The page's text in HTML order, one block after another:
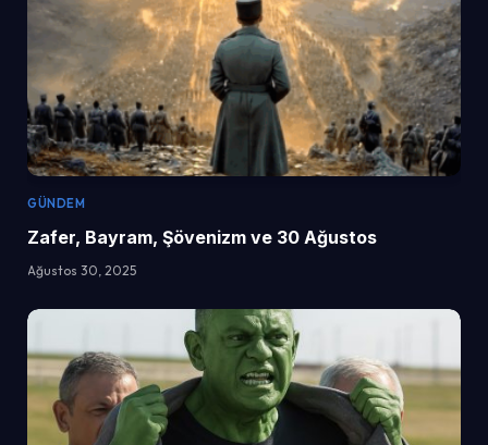
GÜNDEM
Zafer, Bayram, Şövenizm ve 30 Ağustos
Ağustos 30, 2025